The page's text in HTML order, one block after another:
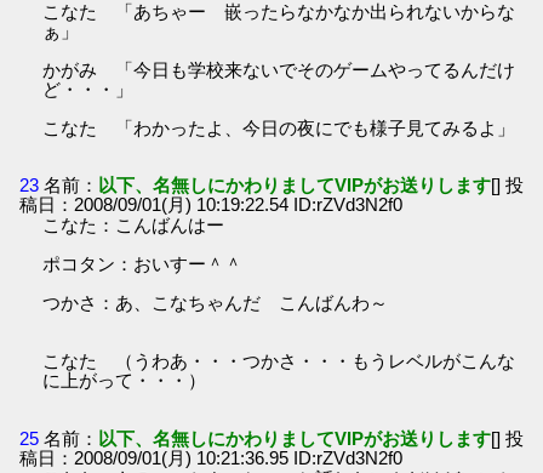
こなた 「あちゃー 嵌ったらなかなか出られないからな
ぁ」
かがみ 「今日も学校来ないでそのゲームやってるんだけ
ど・・・」
こなた 「わかったよ、今日の夜にでも様子見てみるよ」
23 名前： 以下、名無しにかわりましてVIPがお送りします[] 投
稿日：2008/09/01(月) 10:19:22.54 ID:rZVd3N2f0
こなた：こんばんはー
ポコタン：おいすー＾＾
つかさ：あ、こなちゃんだ こんばんわ～
こなた （うわあ・・・つかさ・・・もうレベルがこんな
に上がって・・・）
25 名前： 以下、名無しにかわりましてVIPがお送りします[] 投
稿日：2008/09/01(月) 10:21:36.95 ID:rZVd3N2f0